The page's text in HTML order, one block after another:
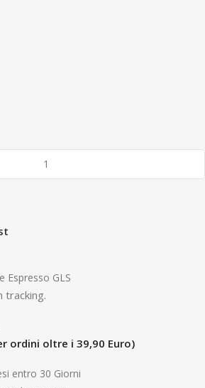
Espresso GLS
tracking.
ordini oltre i 39,90 Euro)
entro 30 Giorni